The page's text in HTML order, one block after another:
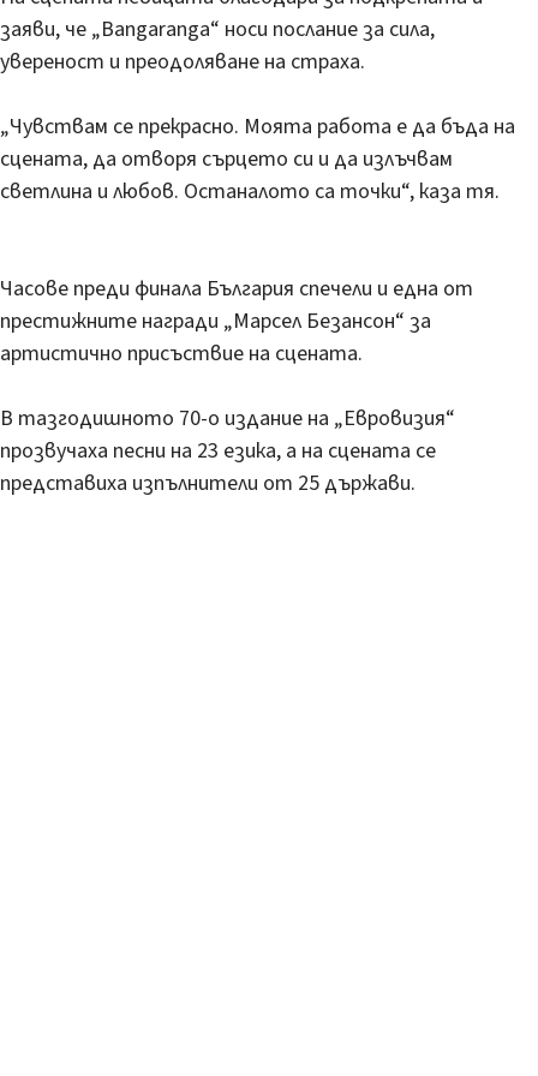
заяви, че „Bangaranga“ носи послание за сила,
увереност и преодоляване на страха.
„Чувствам се прекрасно. Моята работа е да бъда на
сцената, да отворя сърцето си и да излъчвам
светлина и любов. Останалото са точки“, каза тя.
Часове преди финала България спечели и една от
престижните награди „Марсел Безансон“ за
артистично присъствие на сцената.
В тазгодишното 70-о издание на „Евровизия“
прозвучаха песни на 23 езика, а на сцената се
представиха изпълнители от 25 държави.